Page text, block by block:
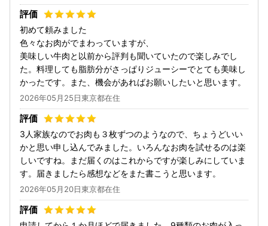
初めて頼みました
色々なお肉がでまわっていますが、
美味しい牛肉と以前から評判も聞いていたので楽しみでし
た。料理しても脂肪分がさっぱりジューシーでとても美味し
かったです。また、機会があればお願いしたいと思います。
2026年05月25日東京都在住
3人家族なのでお肉も３枚ずつのようなので、ちょうどいい
かと思い申し込んでみました。いろんなお肉を試せるのは楽
しいですね。まだ届くのはこれからですが楽しみにしていま
す。届きましたら感想などをまた書こうと思います。
2026年05月20日東京都在住